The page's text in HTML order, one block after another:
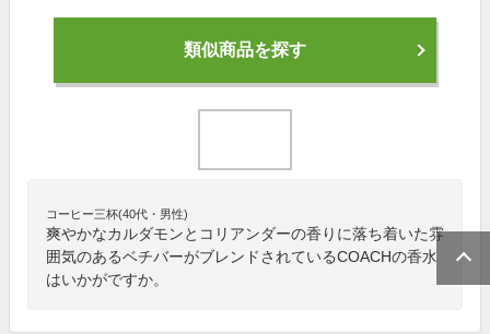
類似商品を探す
コーヒー三杯(40代・男性)
爽やかなカルダモンとコリアンダーの香りに落ち着いた雰
囲気のあるベチバーがブレンドされているCOACHの香水
はいかがですか。